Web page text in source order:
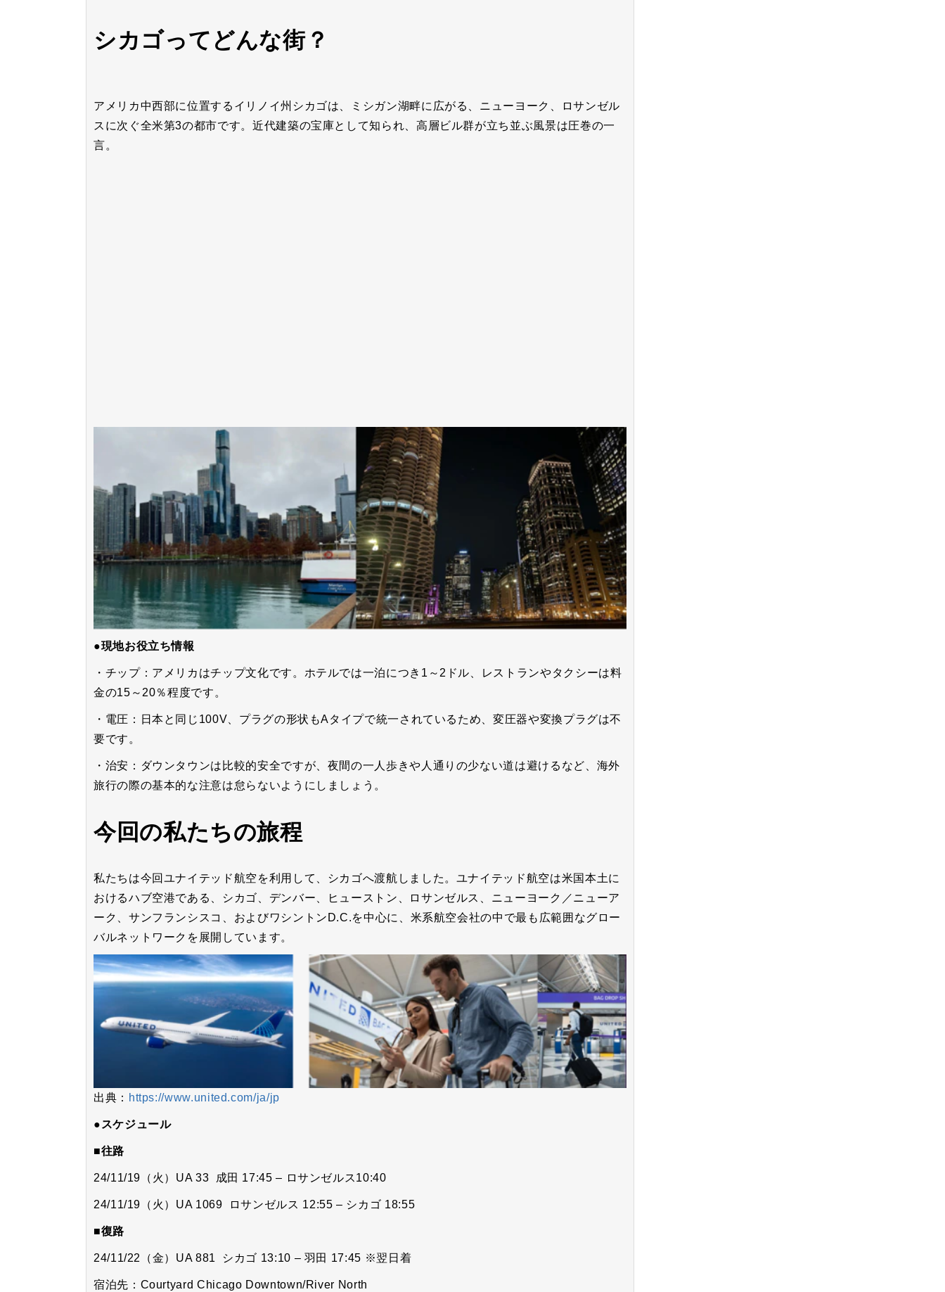
シカゴってどんな街？
アメリカ中西部に位置するイリノイ州シカゴは、ミシガン湖畔に広がる、ニューヨーク、ロサンゼル
スに次ぐ全米第3の都市です。近代建築の宝庫として知られ、高層ビル群が立ち並ぶ風景は圧巻の一
言。
●現地お役立ち情報
・チップ：アメリカはチップ文化です。ホテルでは一泊につき1～2ドル、レストランやタクシーは料
金の15～20％程度です。
・電圧：日本と同じ100V、プラグの形状もAタイプで統一されているため、変圧器や変換プラグは不
要です。
・治安：ダウンタウンは比較的安全ですが、夜間の一人歩きや人通りの少ない道は避けるなど、海外
旅行の際の基本的な注意は怠らないようにしましょう。
今回の私たちの旅程
私たちは今回ユナイテッド航空を利用して、シカゴへ渡航しました。ユナイテッド航空は米国本土に
おけるハブ空港である、シカゴ、デンバー、ヒューストン、ロサンゼルス、ニューヨーク／ニューア
ーク、サンフランシスコ、およびワシントンD.C.を中心に、米系航空会社の中で最も広範囲なグロー
バルネットワークを展開しています。
出典： https://www.united.com/ja/jp
●スケジュール
■往路
24/11/19（火）UA 33 成田 17:45 – ロサンゼルス10:40
24/11/19（火）UA 1069 ロサンゼルス 12:55 – シカゴ 18:55
■復路
24/11/22（金）UA 881 シカゴ 13:10 – 羽田 17:45 ※翌日着
宿泊先：Courtyard Chicago Downtown/River North